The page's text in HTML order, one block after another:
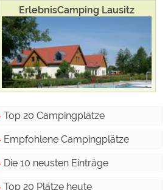
ErlebnisCamping Lausitz
Top 20 Campingplätze
Empfohlene Campingplätze
Die 10 neusten Einträge
Top 20 Plätze heute